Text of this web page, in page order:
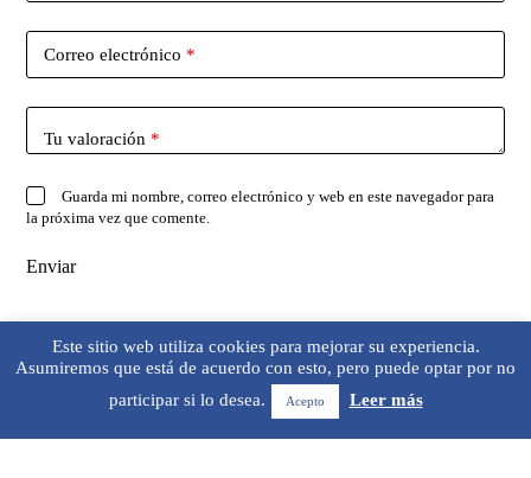
Correo electrónico *
Tu valoración *
Guarda mi nombre, correo electrónico y web en este navegador para
la próxima vez que comente.
Enviar
Este sitio web utiliza cookies para mejorar su experiencia.
Asumiremos que está de acuerdo con esto, pero puede optar por no
participar si lo desea.
Acepto Leer más